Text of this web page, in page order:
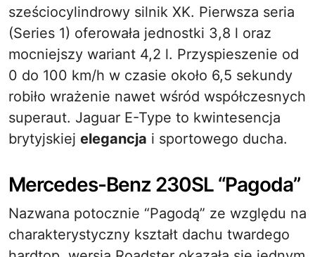
sześciocylindrowy silnik XK. Pierwsza seria
(Series 1) oferowała jednostki 3,8 l oraz
mocniejszy wariant 4,2 l. Przyspieszenie od
0 do 100 km/h w czasie około 6,5 sekundy
robiło wrażenie nawet wśród współczesnych
superaut. Jaguar E-Type to kwintesencja
brytyjskiej elegancja i sportowego ducha.
Mercedes-Benz 230SL “Pagoda”
Nazwana potocznie “Pagodą” ze względu na
charakterystyczny kształt dachu twardego